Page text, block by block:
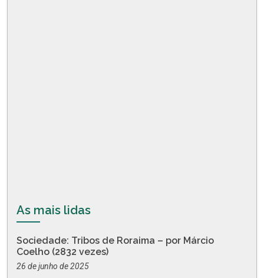
As mais lidas
Sociedade: Tribos de Roraima – por Márcio
Coelho (2832 vezes)
26 de junho de 2025